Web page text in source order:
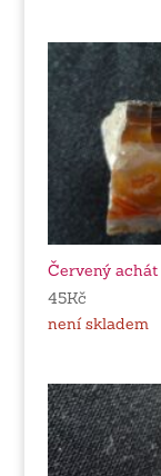
Červený
45Kč
není skladem